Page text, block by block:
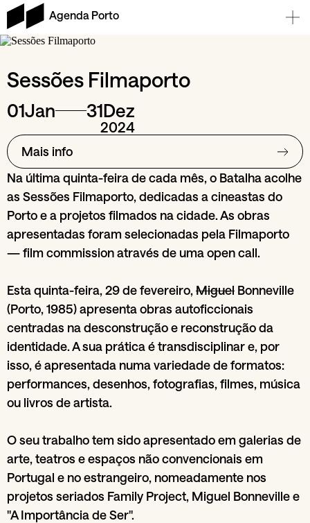
Agenda Porto
Sessões Filmaporto
01Jan 31Dez
2024
Mais info
Na última quinta-feira de cada mês, o Batalha acolhe
as Sessões Filmaporto, dedicadas a cineastas do
Porto e a projetos filmados na cidade. As obras
apresentadas foram selecionadas pela Filmaporto
— film commission através de uma open call.
Esta quinta-feira, 29 de fevereiro,Miguel Bonneville
(Porto, 1985) apresenta obras autoficcionais
centradas na desconstrução e reconstrução da
identidade. A sua prática é transdisciplinar e, por
isso, é apresentada numa variedade de formatos:
performances, desenhos, fotografias, filmes, música
ou livros de artista.
O seu trabalho tem sido apresentado em galerias de
arte, teatros e espaços não convencionais em
Portugal e no estrangeiro, nomeadamente nos
projetos seriados Family Project, Miguel Bonneville e
"A Importância de Ser".